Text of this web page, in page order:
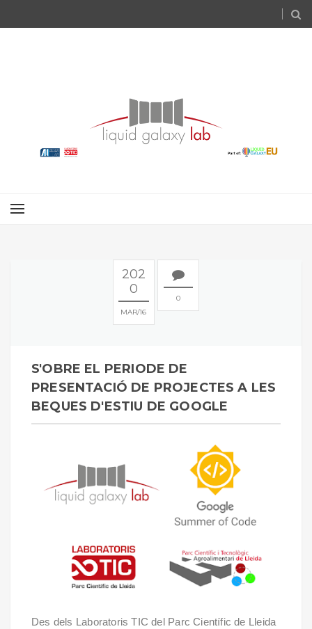
202
0
MAR 16
0
S'OBRE EL PERIODE DE
PRESENTACIÓ DE PROJECTES A LES
BEQUES D'ESTIU DE GOOGLE
Des dels Laboratoris TIC del Parc Científic de Lleida